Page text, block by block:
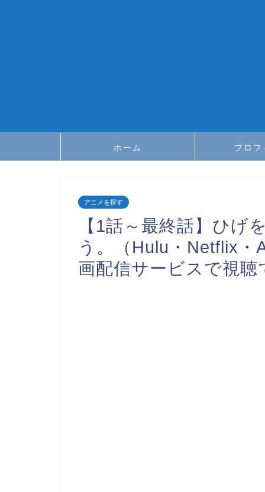
ホーム プロ
アニメを探す
【1話～最終話】ひげ
う。（Hulu・Netflix
画配信サービスで視